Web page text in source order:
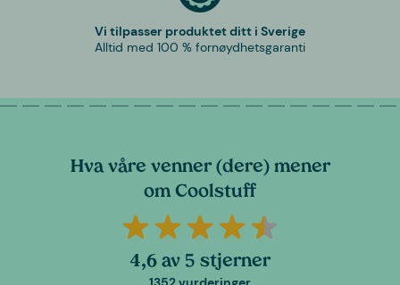
Vi tilpasser produktet ditt i Sverige
Alltid med 100 % fornøydhetsgaranti
Hva våre venner (dere) mener
om Coolstuff
4,6 av 5 stjerner